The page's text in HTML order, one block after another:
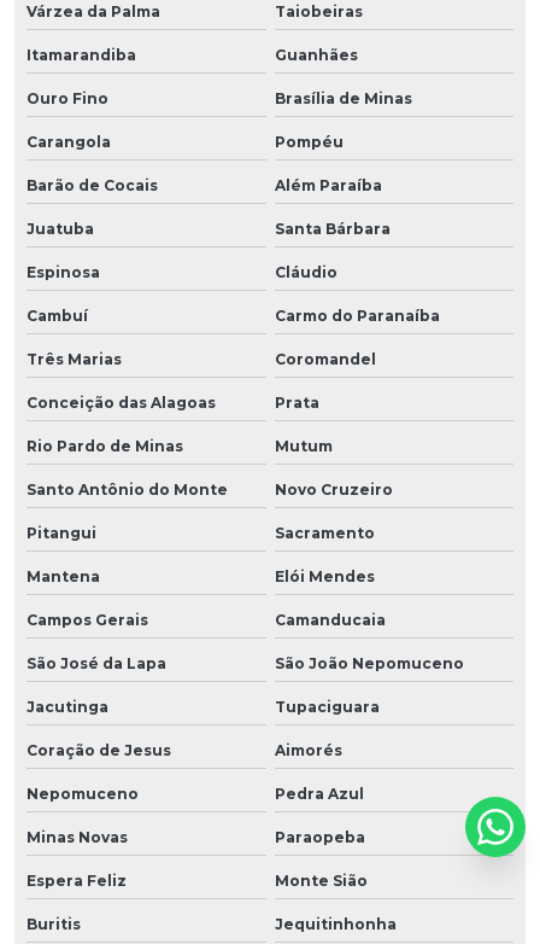
Várzea da Palma Taiobeiras
Itamarandiba Guanhães
Ouro Fino Brasília de Minas
Carangola Pompéu
Barão de Cocais Além Paraíba
Juatuba Santa Bárbara
Espinosa Cláudio
Cambuí Carmo do Paranaíba
Três Marias Coromandel
Conceição das Alagoas Prata
Rio Pardo de Minas Mutum
Santo Antônio do Monte Novo Cruzeiro
Pitangui Sacramento
Mantena Elói Mendes
Campos Gerais Camanducaia
São José da Lapa São João Nepomuceno
Jacutinga Tupaciguara
Coração de Jesus Aimorés
Nepomuceno Pedra Azul
Minas Novas Paraopeba
Espera Feliz Monte Sião
Buritis Jequitinhonha